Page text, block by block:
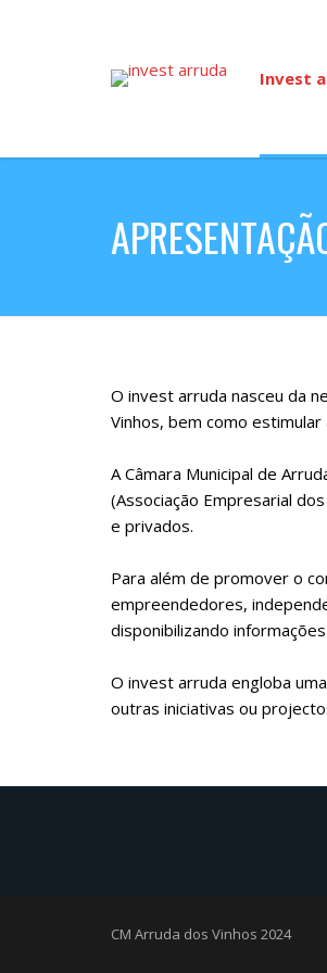
Invest
If you are planninghttp://
Theyhttp://
content/uploads/2015/06/
pay through cheques and
black-friday-sale.html
O invest arruda nasceu da
Vinhos, bem como
A Câmara Municipal de
(Associação Empresarial
e privados.
Para além de promover o
empreendedores,
disponibilizando
O invest arruda engloba
outras iniciativas ou
CM Arruda dos Vinhos 2024